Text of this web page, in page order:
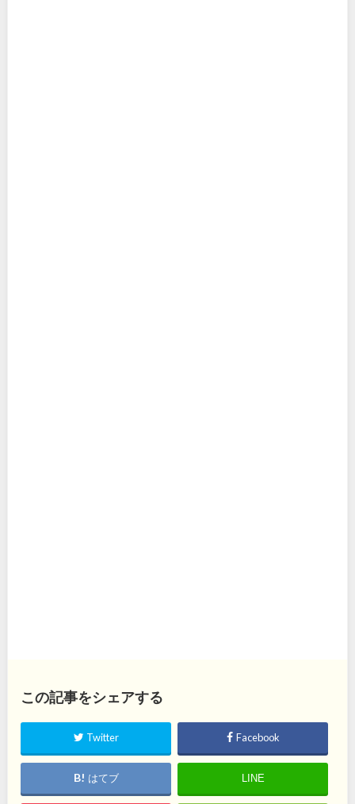
この記事をシェアする
Twitter Facebook
はてブ LINE